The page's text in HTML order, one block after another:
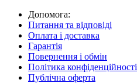
Допомога:
Питання та відповіді
Оплата і доставка
Гарантія
Повернення і обмін
Політика конфіденційності
Публічна оферта